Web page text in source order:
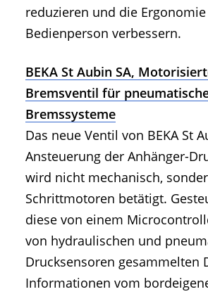
reduzieren und die
Bedienperson verbessern.
BEKA St Aubin SA,
Bremsventil für
Bremssysteme
Das neue Ventil von BEKA St
Ansteuerung der Anhänger-
wird nicht mechanisch,
Schrittmotoren betätigt.
diese von einem
von hydraulischen und
Drucksensoren gesammelten
Informationen vom